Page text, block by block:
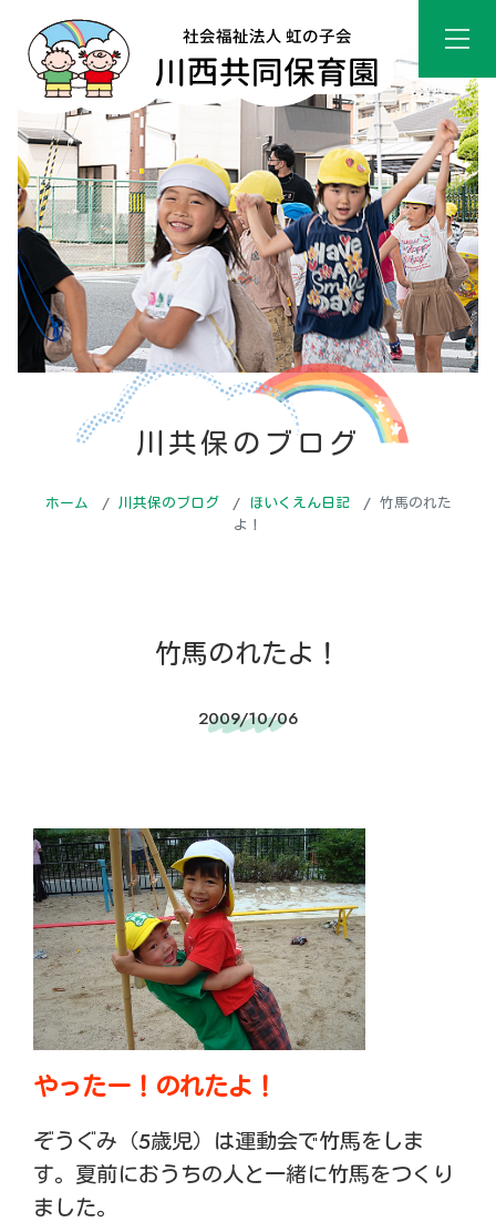
川共保のブログ
ホーム 川共保のブログ ほいくえん日記
竹馬のれた
よ！
竹馬のれたよ！
2009/10/06
やったー！のれたよ！
ぞうぐみ（5歳児）は運動会で竹馬をしま
す。夏前におうちの人と一緒に竹馬をつくり
ました。